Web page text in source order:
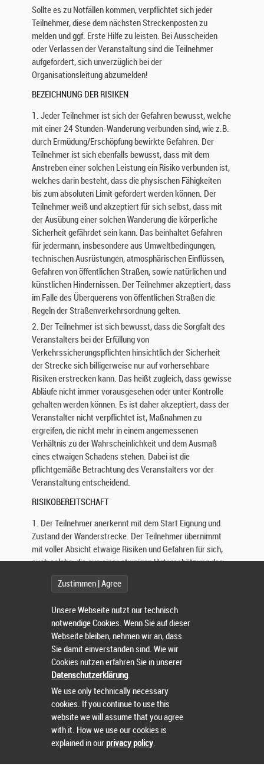
Sollte es zu Notfällen kommen, verpflichtet sich jeder
Teilnehmer, diese dem nächsten Streckenposten zu
melden und ggf. Erste Hilfe zu leisten. Bei Ausscheiden
oder Verlassen der Veranstaltung sind die Teilnehmer
aufgefordert, sich unverzüglich bei der
Organisationsleitung abzumelden!
BEZEICHNUNG DER RISIKEN
1. Jeder Teilnehmer ist sich der Gefahren bewusst, welche
mit einer 24 Stunden-Wanderung verbunden sind, wie z.B.
durch Ermüdung/Erschöpfung bewirkte Gefahren. Der
Teilnehmer ist sich ebenfalls bewusst, dass mit dem
Anstreben einer solchen Leistung ein Risiko verbunden ist,
welches darin besteht, dass die physischen Fähigkeiten
bis zum absoluten Limit gefordert werden können. Der
Teilnehmer weiß und akzeptiert für sich selbst, dass mit
der Ausübung einer solchen Wanderung die körperliche
Sicherheit gefährdet sein kann. Das beinhaltet Gefahren
für jedermann, insbesondere aus Umweltbedingungen,
technischen Ausrüstungen, atmosphärischen Einflüssen,
Gefahren von öffentlichen Straßen, sowie natürlichen und
künstlichen Hindernissen. Der Teilnehmer akzeptiert, dass
im Falle des Überquerens von öffentlichen Straßen die
Regeln der Straßenverkehrsordnung gelten.
2. Der Teilnehmer ist sich bewusst, dass die Sorgfalt des
Veranstalters bei der Erfüllung von
Verkehrssicherungspflichten hinsichtlich der Sicherheit
der Strecke sich billigerweise nur auf vorhersehbare
Risiken erstrecken kann. Das heißt zugleich, dass gewisse
Abläufe nicht immer vorausgesehen oder unter Kontrolle
gehalten werden können. Es ist daher akzeptiert, dass der
Veranstalter nicht verpflichtet ist, Maßnahmen zu
ergreifen, die nicht mehr in einem angemessenen
Verhältnis zu der Wahrscheinlichkeit und dem Ausmaß
eines etwaigen Schadens stehen. Dabei ist die
pflichtgemäße Betrachtung des Veranstalters vor der
Veranstaltung entscheidend.
RISIKOBEREITSCHAFT
1. Der Teilnehmer anerkennt mit dem Start Eignung und
Zustand der Wanderstrecke. Der Teilnehmer übernimmt
mit voller Absicht etwaige Risiken und Gefahren für sich,
auch solche, die aus einer etwaigen Unterschätzung des
Schwierigkeitsgrades der Strecke für sich selbst
resultieren. Der Veranstalter weist ausdrücklich darauf
eingeschränkter Handyempfang besteht.
2. Der Teilnehmer ist für die von ihm verwendete
Ausrüstung und die Bewältigung der Wanderstrecke selbst
verantwortlich.
PERSÖNLICHE HAFTUNG / HAFTUNGSVERZICHT
1. Schadensersatzansprüche des Teilnehmers gegenüber
dem Veranstalter oder den vom Veranstalter mit der
Durchführung beauftragten Dritten sind ausgeschlossen.
t
e
n
.
D
e
r
c
h
u
t
z
I
h
r
e
r
e
r
s
o
n
e
n
b
e
z
o
g
e
n
n
a
t
e
n
e
i
d
e
Zustimmen | Agree
Unsere Webseite nutzt nur technisch
notwendige Cookies. Wenn Sie auf dieser
Webseite bleiben, nehmen wir an, dass
Sie damit einverstanden sind. Wie wir
Cookies nutzen erfahren Sie in unserer
Datenschutzerklärung.
We use only technically necessary
cookies. If you continue to use this
website we will assume that you agree
with it. How we use our cookies is
explained in ourprivacy policy.